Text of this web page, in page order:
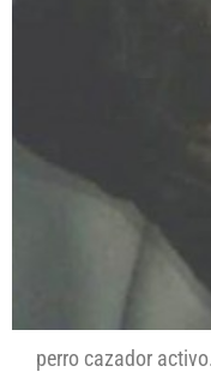
perro cazador activo.